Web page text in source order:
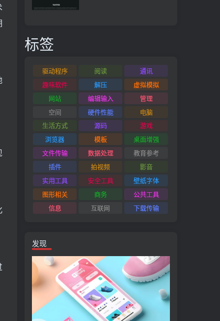
标签
驱动程序 阅读
通讯
趣味软件
解压
虚拟模拟
网站
编辑输入
管理
空间
硬件性能
电脑
生活方式
源码
游戏
浏览器
模板
桌面增强
文件传输
数据处理
教育参考
插件
拍视频
影音
实用工具
安全工具
壁纸字体
图形相关
商务
公共工具
信息
互联网 下载传输
发现